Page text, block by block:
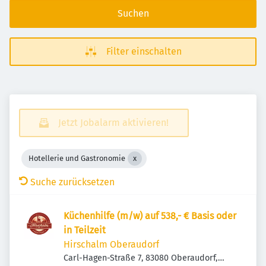
Suchen
Filter einschalten
Jetzt Jobalarm aktivieren!
Hotellerie und Gastronomie
Suche zurücksetzen
Küchenhilfe (m/w) auf 538,- € Basis oder
in Teilzeit
Hirschalm Oberaudorf
Carl-Hagen-Straße 7, 83080 Oberaudorf,